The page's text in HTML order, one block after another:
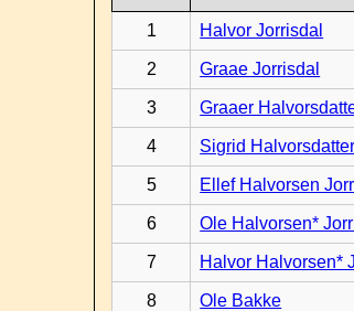
1 Halvor Jorrisdal
2 Graae Jorrisdal
3 Graaer
4 Sigrid
5 Ellef Halvorsen
6 Ole Halvorsen*
7 Halvor Halvorsen*
8 Ole Bakke